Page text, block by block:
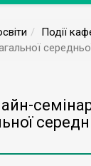
Події